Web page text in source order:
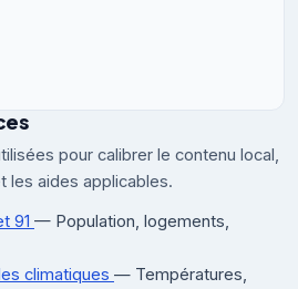
pour calibrer le contenu local,
les aides applicables.
91 — Population, logements,
climatiques — Températures,